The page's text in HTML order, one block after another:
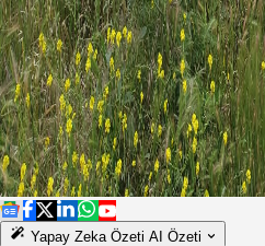
Yapay Zeka Özeti AI Özeti